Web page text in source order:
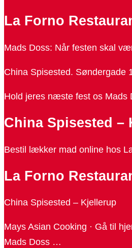
La Forno
Mads Doss: Når festen skal
China Spisested. Søndergade
Hold jeres næste fest os Mads
China Spisested –
Bestil lækker mad online hos
La Forno
China Spisested – Kjellerup
Mays Asian Cooking · Gå til
Mads Doss …